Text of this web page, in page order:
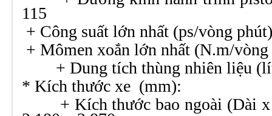
115
+ Công suất lớn nhất (ps/
+ Mômen xoắn lớn nhất (N.m/
+ Dung tích thùng
* Kích thước xe (mm):
+ Kích thước bao ngoài (Dài x